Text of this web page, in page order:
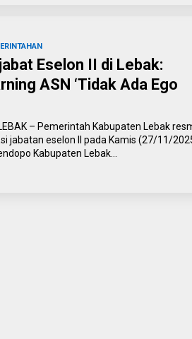
Eselon II di Lebak:
ASN ‘Tidak Ada Ego
– Pemerintah Kabupaten Lebak
jabatan eselon II pada Kamis (27/11/
Kabupaten Lebak...